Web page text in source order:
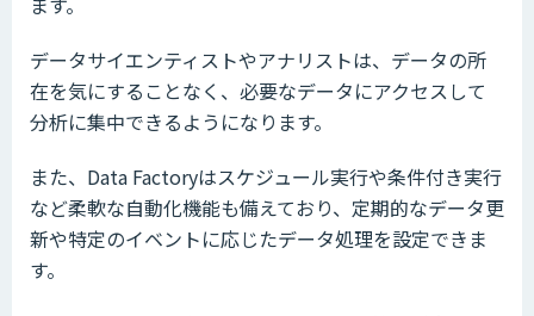
データサイエンティストやアナリストは、データの所
在を気にすることなく、必要なデータにアクセスして
分析に集中できるようになります。
また、Data Factoryはスケジュール実行や条件付き実行
など柔軟な自動化機能も備えており、定期的なデータ更
新や特定のイベントに応じたデータ処理を設定できま
す。